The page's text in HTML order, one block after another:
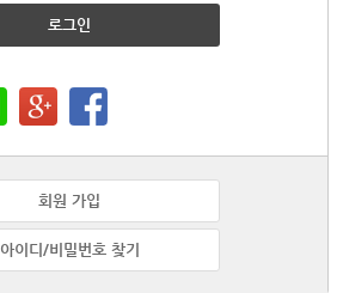
로그인
회원 가입
아이디/비밀번호 찾기